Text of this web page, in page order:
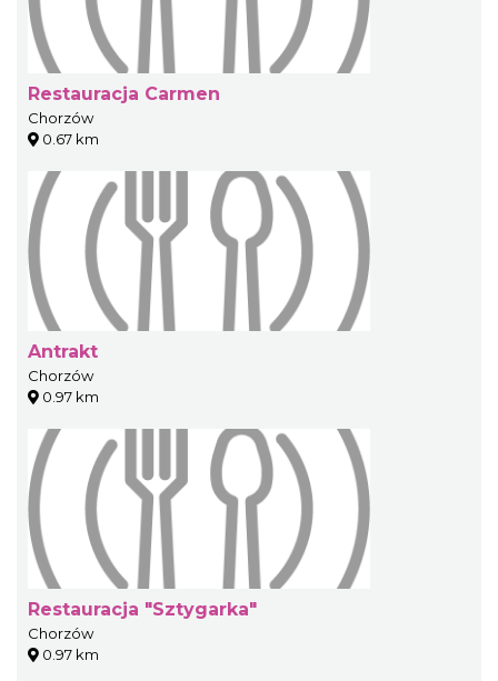
Restauracja Carmen
Chorzów
0.67 km
Antrakt
Chorzów
0.97 km
Restauracja "Sztygarka"
Chorzów
0.97 km